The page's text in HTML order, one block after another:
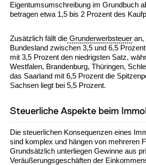
Eigentumsumschreibung im Grundbuch
betragen etwa 1,5 bis 2 Prozent des
Zusätzlich fällt die Grunderwerbsteuer an,
Bundesland zwischen 3,5 und 6,5
mit 3,5 Prozent den niedrigsten Satz,
Westfalen, Brandenburg, Thüringen,
das Saarland mit 6,5 Prozent die
Sachsen liegt bei 5,5 Prozent.
Steuerliche Aspekte beim
Die steuerlichen Konsequenzen eines
sind komplex und hängen von mehreren
Grundsätzlich unterliegen Gewinne aus
Veräußerungsgeschäften der